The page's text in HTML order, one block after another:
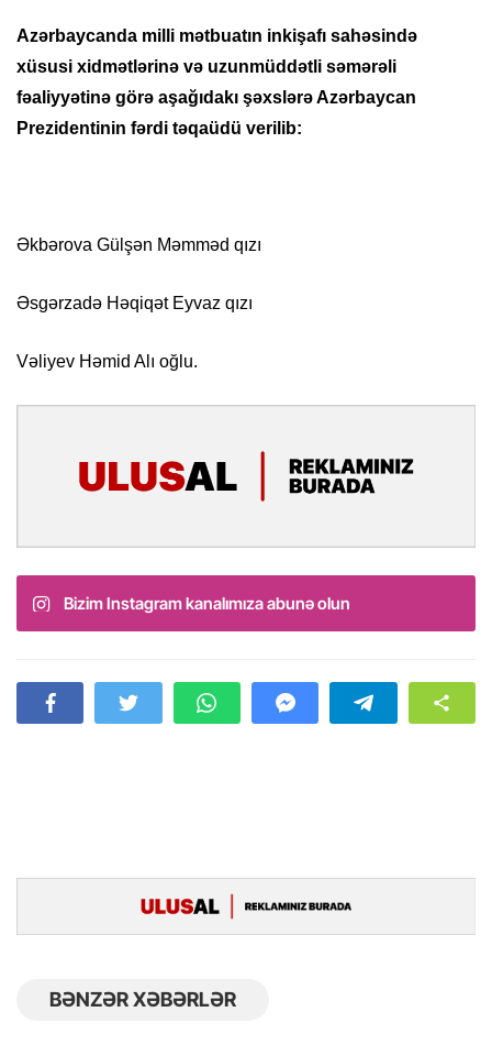
Azərbaycanda milli mətbuatın inkişafı sahəsində
xüsusi xidmətlərinə və uzunmüddətli səmərəli
fəaliyyətinə görə aşağıdakı şəxslərə Azərbaycan
Prezidentinin fərdi təqaüdü verilib:
Əkbərova Gülşən Məmməd qızı
Əsgərzadə Həqiqət Eyvaz qızı
Vəliyev Həmid Alı oğlu.
Bizim Instagram kanalımıza abunə olun
BƏNZƏR XƏBƏRLƏR